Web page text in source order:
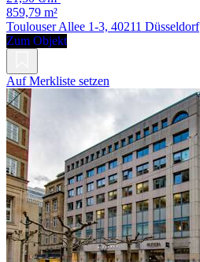
859,79 m²
Toulouser Allee 1-3, 40211 Düsseldorf
Zum Objekt
Auf Merkliste setzen